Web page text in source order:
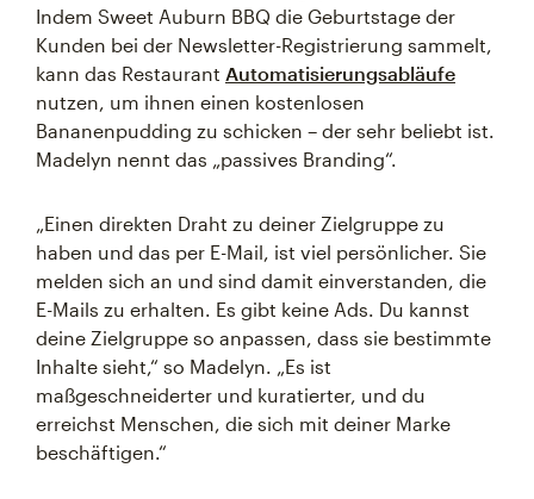
Indem Sweet Auburn BBQ die Geburtstage der
Kunden bei der Newsletter-Registrierung sammelt,
kann das Restaurant Automatisierungsabläufe
nutzen, um ihnen einen kostenlosen
Bananenpudding zu schicken – der sehr beliebt ist.
Madelyn nennt das „passives Branding“.
„Einen direkten Draht zu deiner Zielgruppe zu
haben und das per E-Mail, ist viel persönlicher. Sie
melden sich an und sind damit einverstanden, die
E-Mails zu erhalten. Es gibt keine Ads. Du kannst
deine Zielgruppe so anpassen, dass sie bestimmte
Inhalte sieht,“ so Madelyn. „Es ist
maßgeschneiderter und kuratierter, und du
erreichst Menschen, die sich mit deiner Marke
beschäftigen.“